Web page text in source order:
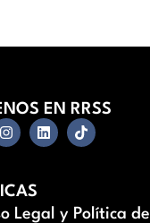
EN RRSS
Legal y Política de